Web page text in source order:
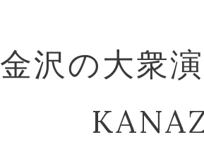
金沢の大衆